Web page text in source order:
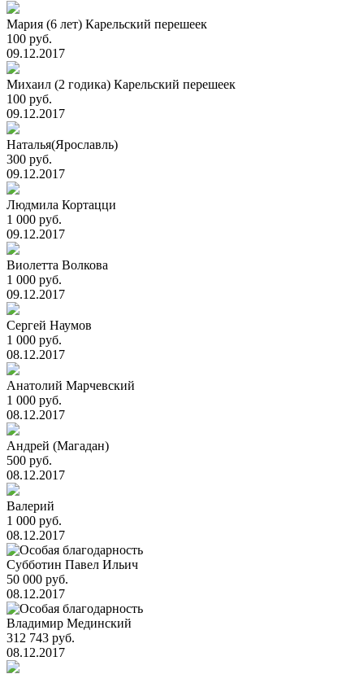
Мария (6 лет) Карельский перешеек
100 руб.
09.12.2017
Михаил (2 годика) Карельский перешеек
100 руб.
09.12.2017
Наталья(Ярославль)
300 руб.
09.12.2017
Людмила Кортацци
1 000 руб.
09.12.2017
Виолетта Волкова
1 000 руб.
09.12.2017
Сергей Наумов
1 000 руб.
08.12.2017
Анатолий Марчевский
1 000 руб.
08.12.2017
Андрей (Магадан)
500 руб.
08.12.2017
Валерий
1 000 руб.
08.12.2017
Субботин Павел Ильич
50 000 руб.
08.12.2017
Владимир Мединский
312 743 руб.
08.12.2017